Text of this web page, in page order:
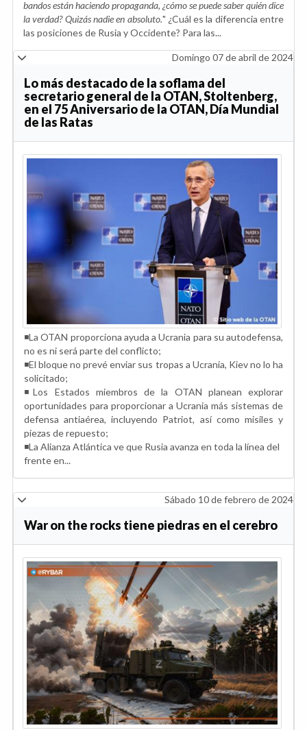
bandos están haciendo propaganda, ¿cómo se puede saber quién dice
la verdad? Quizás nadie en absoluto." ¿Cuál es la diferencia entre
las posiciones de Rusia y Occidente? Para las...
Domingo 07 de abril de 2024
Lo más destacado de la soflama del
secretario general de la OTAN, Stoltenberg,
en el 75 Aniversario de la OTAN, Día Mundial
de las Ratas
◾️La OTAN proporciona ayuda a Ucrania para su autodefensa,
no es ni será parte del conflicto;
◾️El bloque no prevé enviar sus tropas a Ucrania, Kiev no lo ha
solicitado;
◾️Los Estados miembros de la OTAN planean explorar
oportunidades para proporcionar a Ucrania más sistemas de
defensa antiaérea, incluyendo Patriot, así como misiles y
piezas de repuesto;
◾️La Alianza Atlántica ve que Rusia avanza en toda la línea del
frente en...
Sábado 10 de febrero de 2024
War on the rocks tiene piedras en el cerebro